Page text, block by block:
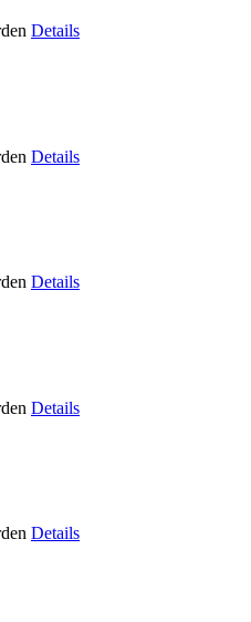
Details
Details
Details
Details
Details